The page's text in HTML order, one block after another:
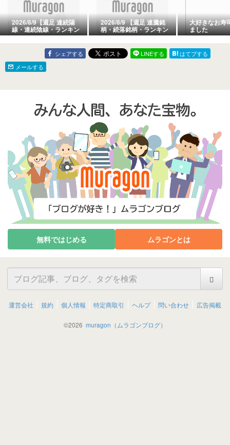
2026/8/9【週足 連続陽
線・連続陰線・ランキン
グ】
2026/8/9 【週足 連騰銘
柄・続落銘柄・ランキン
グ】
大好きなお寿
ました
シェアする LINEする
はてブする
メールする
無料ではじめる ムラゴンとは
運営会社 規約 個人情報 特定商取引 ヘルプ 問い合わせ 広告掲載
©2026 muragon（ムラゴンブログ）